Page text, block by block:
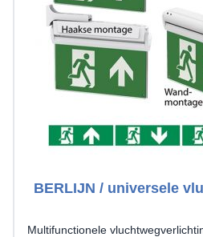
BERLIJN / universele
Multifunctionele